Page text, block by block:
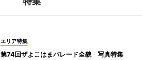
エリア特集
第74回ザよこはまパレード全貌 写真特集